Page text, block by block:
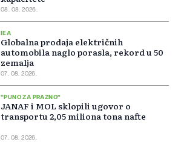
08. 08. 2026.
IEA
Globalna prodaja električnih
automobila naglo porasla, rekord u 50
zemalja
07. 08. 2026.
"PUNO ZA PRAZNO"
JANAF i MOL sklopili ugovor o
transportu 2,05 miliona tona nafte
07. 08. 2026.